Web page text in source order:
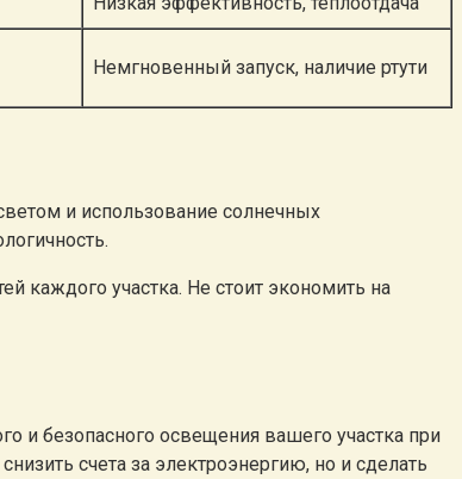
Немгновенный запуск, наличие ртути
и использование солнечных
каждого участка. Не стоит экономить на
безопасного освещения вашего участка при
счета за электроэнергию, но и сделать